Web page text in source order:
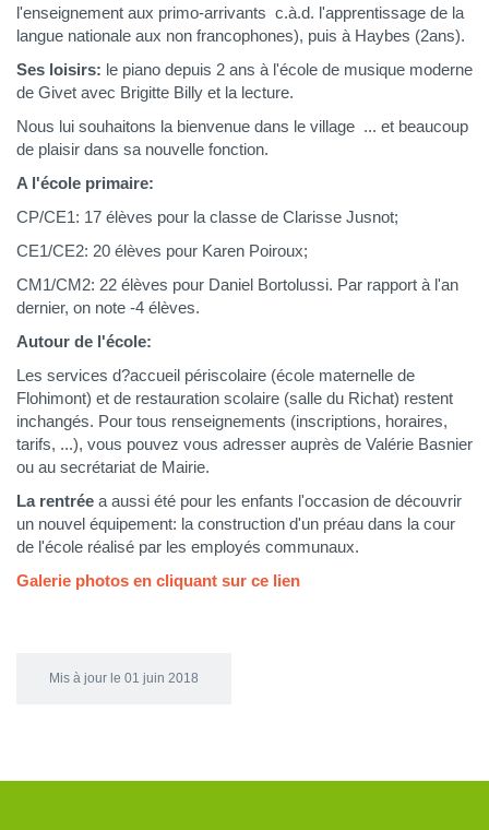
l'enseignement aux primo-arrivants c.à.d. l'apprentissage de la
langue nationale aux non francophones), puis à Haybes (2ans).
Ses loisirs: le piano depuis 2 ans à l'école de musique moderne
de Givet avec Brigitte Billy et la lecture.
Nous lui souhaitons la bienvenue dans le village ... et beaucoup
de plaisir dans sa nouvelle fonction.
A l'école primaire:
CP/CE1: 17 élèves pour la classe de Clarisse Jusnot;
CE1/CE2: 20 élèves pour Karen Poiroux;
CM1/CM2: 22 élèves pour Daniel Bortolussi. Par rapport à l'an
dernier, on note -4 élèves.
Autour de l'école:
Les services d?accueil périscolaire (école maternelle de
Flohimont) et de restauration scolaire (salle du Richat) restent
inchangés. Pour tous renseignements (inscriptions, horaires,
tarifs, ...), vous pouvez vous adresser auprès de Valérie Basnier
ou au secrétariat de Mairie.
La rentrée a aussi été pour les enfants l'occasion de découvrir
un nouvel équipement: la construction d'un préau dans la cour
de l'école réalisé par les employés communaux.
Galerie photos en cliquant sur ce lien
Mis à jour le 01 juin 2018